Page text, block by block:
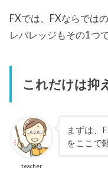
FXでは、FXならでは
レバレッジもその1つで
これだけは抑
teacher
まずは、
をここで